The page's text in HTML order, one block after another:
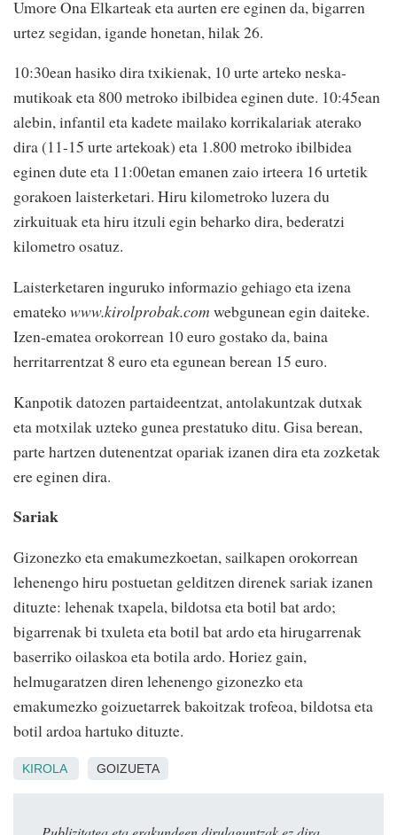
Umore Ona Elkarteak eta aurten ere eginen da, bigarren
urtez segidan, igande honetan, hilak 26.
10:30ean hasiko dira txikienak, 10 urte arteko neska-
mutikoak eta 800 metroko ibilbidea eginen dute. 10:45ean
alebin, infantil eta kadete mailako korrikalariak aterako
dira (11-15 urte artekoak) eta 1.800 metroko ibilbidea
eginen dute eta 11:00etan emanen zaio irteera 16 urtetik
gorakoen laisterketari. Hiru kilometroko luzera du
zirkuituak eta hiru itzuli egin beharko dira, bederatzi
kilome­tro osatuz.
Laisterketaren ingu­ruko informazio gehiago eta izena
ematekowww.kirolprobak.com webgunean egin daiteke.
Izen-ematea oroko­rrean 10 euro gostako da, baina
herritarren­tzat 8 euro eta egunean berean 15 euro.
Kanpotik datozen partaideentzat, antolakuntzak dutxak
eta mo­txilak uzteko gunea pres­tatuko ditu. Gisa berean,
parte hartzen dutenentzat opariak izanen dira eta zozketak
ere eginen dira.
Sariak
Gizonezko eta emakumezkoetan, sailkapen orokorrean
lehenengo hiru postuetan gelditzen direnek sariak izanen
dituzte: lehenak txapela, bildotsa eta botil bat ardo;
bigarrenak bi txuleta eta botil bat ardo eta hirugarrenak
baserriko oilaskoa eta botila ardo. Horiez gain,
helmugaratzen diren lehenengo gizonezko eta
emakumezko goizuetarrek bakoitzak trofeoa, bildotsa eta
botil ardoa hartuko dituzte.
KIROLA GOIZUETA